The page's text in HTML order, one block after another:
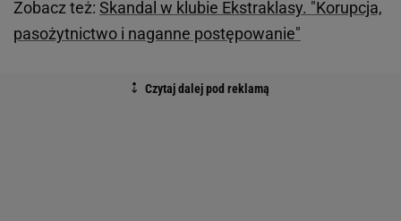
Zobacz też: Skandal w klubie Ekstraklasy. "Korupcja,
pasożytnictwo i naganne postępowanie"